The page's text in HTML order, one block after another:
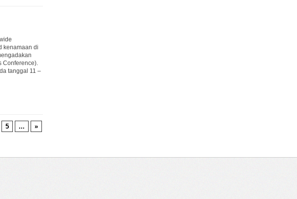
kenamaan di
Conference).
tanggal 11 –
5 ... »